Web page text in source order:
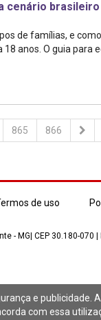
cenário brasileiro
de famílias, e
anos. O guia para
865 866
e publicidade.
com essa
de uso
- MG| CEP 30.180-070